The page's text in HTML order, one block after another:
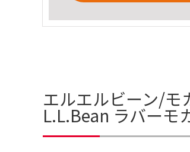
エルエルビーン/モ
L.L.Bean ラバーモ